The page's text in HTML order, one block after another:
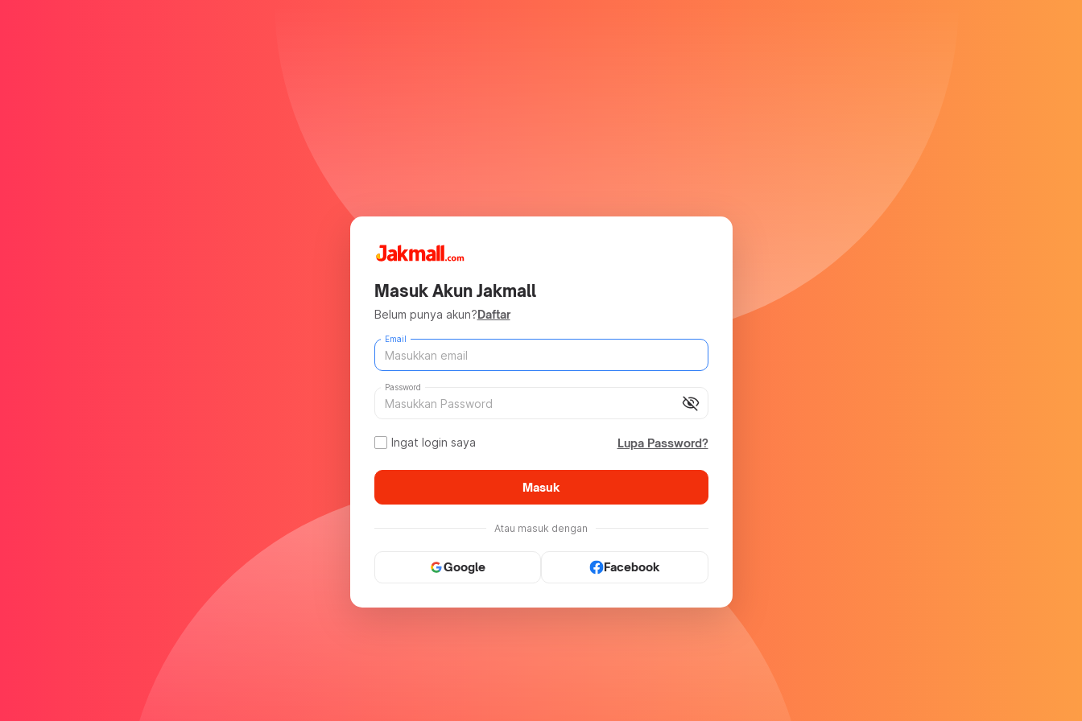
Masuk Akun Jakmall
Belum punya akun?Daftar
Email
visibility_off
Password
Ingat login saya Lupa Password?
Masuk
Atau masuk dengan
Google Facebook